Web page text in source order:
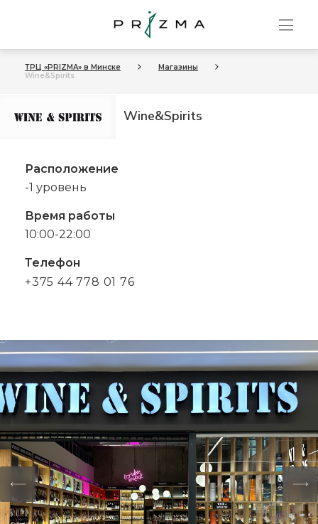
ТРЦ «PRIZMA» в Минске
Магазины
Wine&Spirits
Wine&Spirits
Расположение
-1 уровень
Время работы
10:00-22:00
Телефон
+375 44 778 01 76